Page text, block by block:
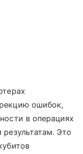
ошибок,
в операциях
Это